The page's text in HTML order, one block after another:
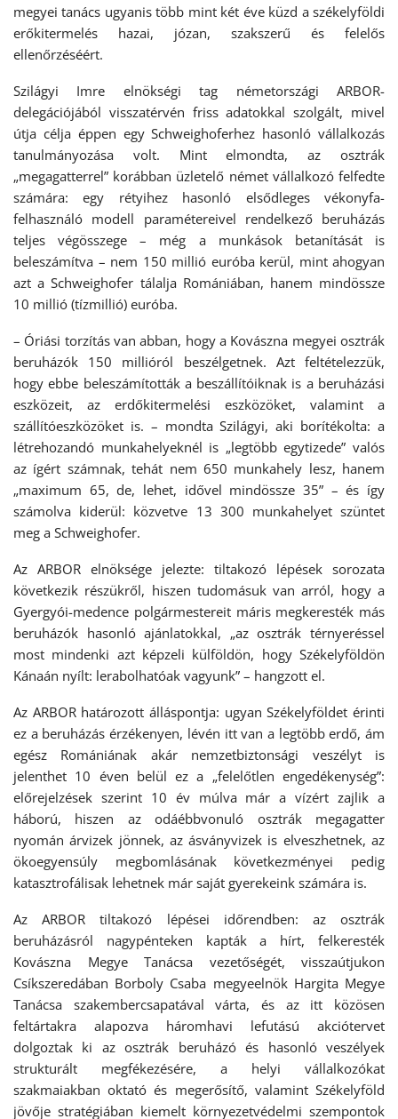
megyei tanács ugyanis több mint két éve küzd a székelyföldi
erőkitermelés hazai, józan, szakszerű és felelős
ellenőrzéséért.
Szilágyi Imre elnökségi tag németországi ARBOR-
delegációjából visszatérvén friss adatokkal szolgált, mivel
útja célja éppen egy Schweighoferhez hasonló vállalkozás
tanulmányozása volt. Mint elmondta, az osztrák
„megagatterrel” korábban üzletelő német vállalkozó felfedte
számára: egy rétyihez hasonló elsődleges vékonyfa-
felhasználó modell paramétereivel rendelkező beruházás
teljes végösszege – még a munkások betanítását is
beleszámítva – nem 150 millió euróba kerül, mint ahogyan
azt a Schweighofer tálalja Romániában, hanem mindössze
10 millió (tízmillió) euróba.
– Óriási torzítás van abban, hogy a Kovászna megyei osztrák
beruházók 150 millióról beszélgetnek. Azt feltételezzük,
hogy ebbe beleszámították a beszállítóiknak is a beruházási
eszközeit, az erdőkitermelési eszközöket, valamint a
szállítóeszközöket is. – mondta Szilágyi, aki borítékolta: a
létrehozandó munkahelyeknél is „legtöbb egytizede” valós
az ígért számnak, tehát nem 650 munkahely lesz, hanem
„maximum 65, de, lehet, idővel mindössze 35” – és így
számolva kiderül: közvetve 13 300 munkahelyet szüntet
meg a Schweighofer.
Az ARBOR elnöksége jelezte: tiltakozó lépések sorozata
következik részükről, hiszen tudomásuk van arról, hogy a
Gyergyói-medence polgármestereit máris megkeresték más
beruházók hasonló ajánlatokkal, „az osztrák térnyeréssel
most mindenki azt képzeli külföldön, hogy Székelyföldön
Kánaán nyílt: lerabolhatóak vagyunk” – hangzott el.
Az ARBOR határozott álláspontja: ugyan Székelyföldet érinti
ez a beruházás érzékenyen, lévén itt van a legtöbb erdő, ám
egész Romániának akár nemzetbiztonsági veszélyt is
jelenthet 10 éven belül ez a „felelőtlen engedékenység”:
előrejelzések szerint 10 év múlva már a vízért zajlik a
háború, hiszen az odáébbvonuló osztrák megagatter
nyomán árvizek jönnek, az ásványvizek is elveszhetnek, az
ökoegyensúly megbomlásának következményei pedig
katasztrofálisak lehetnek már saját gyerekeink számára is.
Az ARBOR tiltakozó lépései időrendben: az osztrák
beruházásról nagypénteken kapták a hírt, felkeresték
Kovászna Megye Tanácsa vezetőségét, visszaútjukon
Csíkszeredában Borboly Csaba megyeelnök Hargita Megye
Tanácsa szakembercsapatával várta, és az itt közösen
feltártakra alapozva háromhavi lefutású akciótervet
dolgoztak ki az osztrák beruházó és hasonló veszélyek
strukturált megfékezésére, a helyi vállalkozókat
szakmaiakban oktató és megerősítő, valamint Székelyföld
jövője stratégiában kiemelt környezetvédelmi szempontok